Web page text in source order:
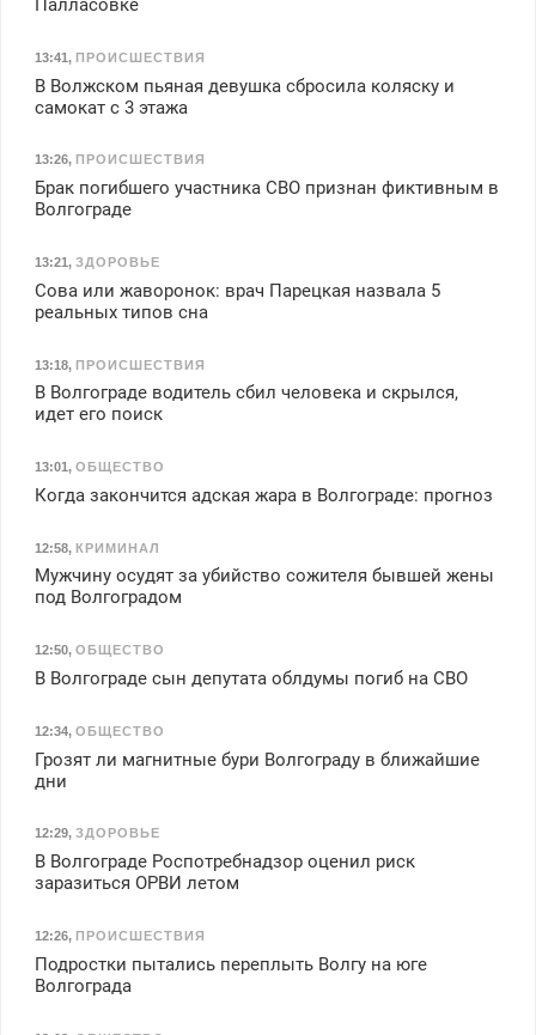
Палласовке
13:41, ПРОИСШЕСТВИЯ
В Волжском пьяная девушка сбросила коляску и
самокат с 3 этажа
13:26, ПРОИСШЕСТВИЯ
Брак погибшего участника СВО признан фиктивным в
Волгограде
13:21, ЗДОРОВЬЕ
Сова или жаворонок: врач Парецкая назвала 5
реальных типов сна
13:18, ПРОИСШЕСТВИЯ
В Волгограде водитель сбил человека и скрылся,
идет его поиск
13:01, ОБЩЕСТВО
Когда закончится адская жара в Волгограде: прогноз
12:58, КРИМИНАЛ
Мужчину осудят за убийство сожителя бывшей жены
под Волгоградом
12:50, ОБЩЕСТВО
В Волгограде сын депутата облдумы погиб на СВО
12:34, ОБЩЕСТВО
Грозят ли магнитные бури Волгограду в ближайшие
дни
12:29, ЗДОРОВЬЕ
В Волгограде Роспотребнадзор оценил риск
заразиться ОРВИ летом
12:26, ПРОИСШЕСТВИЯ
Подростки пытались переплыть Волгу на юге
Волгограда